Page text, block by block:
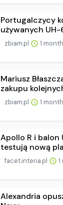
Portugalczycy
używanych UH-
zbiam.pl 1
Mariusz
zakupu
zbiam.pl 1
Apollo R i balon
testują nową
facet.interia.pl
Alexandria